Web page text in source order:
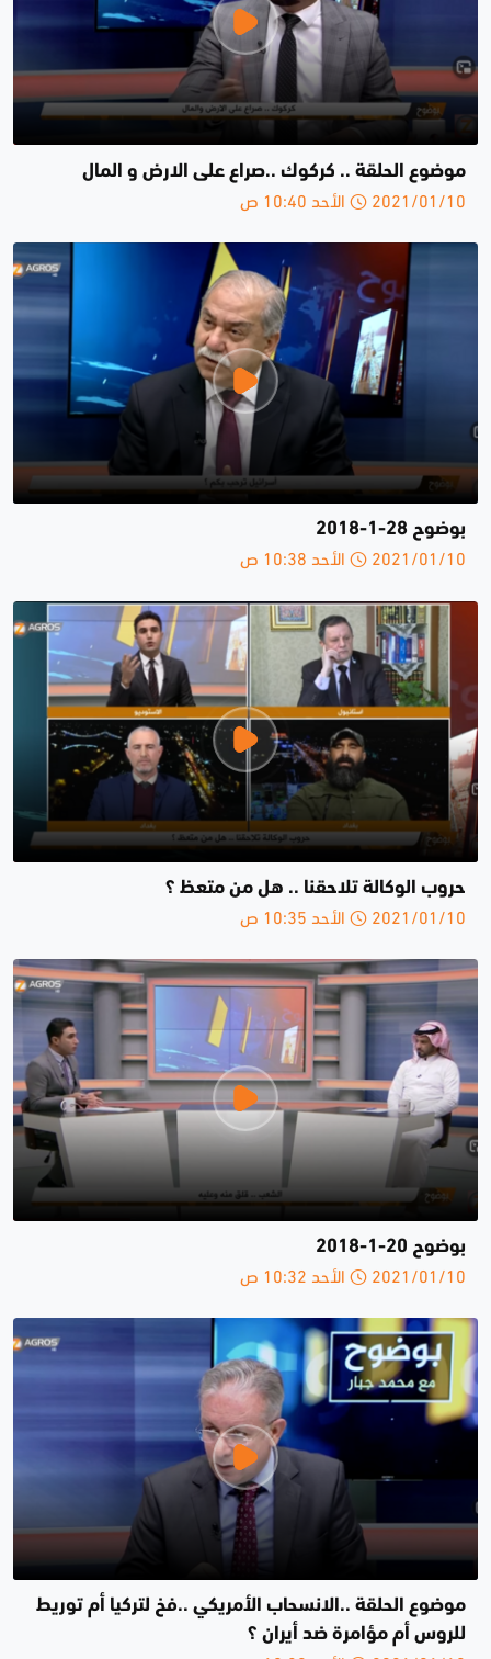
موضوع الحلقة .. كركوك ..صراع على الارض و المال
2021/01/10 الأحد 10:40 ص
بوضوح 28-1-2018
2021/01/10 الأحد 10:38 ص
حروب الوكالة تلاحقنا .. هل من متعظ ؟
2021/01/10 الأحد 10:35 ص
بوضوح 20-1-2018
2021/01/10 الأحد 10:32 ص
موضوع الحلقة ..الانسحاب الأمريكي ..فخ لتركيا أم توريط
للروس أم مؤامرة ضد أيران ؟